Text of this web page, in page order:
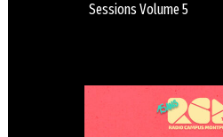
Sessions Volume 5